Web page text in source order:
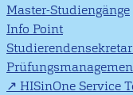
Master-Studiengänge
Info Point
HISinOne Service